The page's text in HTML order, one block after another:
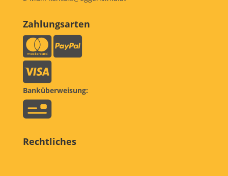
Zahlungsarten
Banküberweisung:
Rechtliches